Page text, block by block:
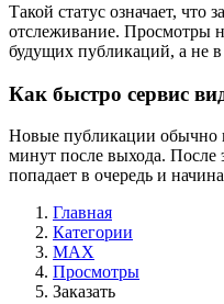
Такой статус означает, что
отслеживание. Просмотры
будущих публикаций, а не
Как быстро сервис
Новые публикации обычно
минут после выхода. После
попадает в очередь и
Главная
Категории
MAX
Просмотры
Заказать